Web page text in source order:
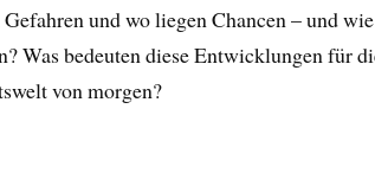
und wo liegen Chancen – und
Was bedeuten diese Entwicklungen für
von morgen?